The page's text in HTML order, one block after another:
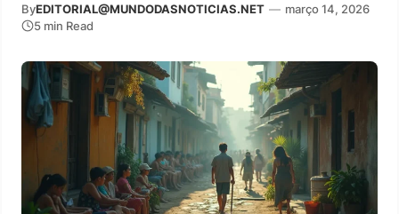
ByEDITORIAL@MUNDODASNOTICIAS.NET — março 14, 2026
5 min Read